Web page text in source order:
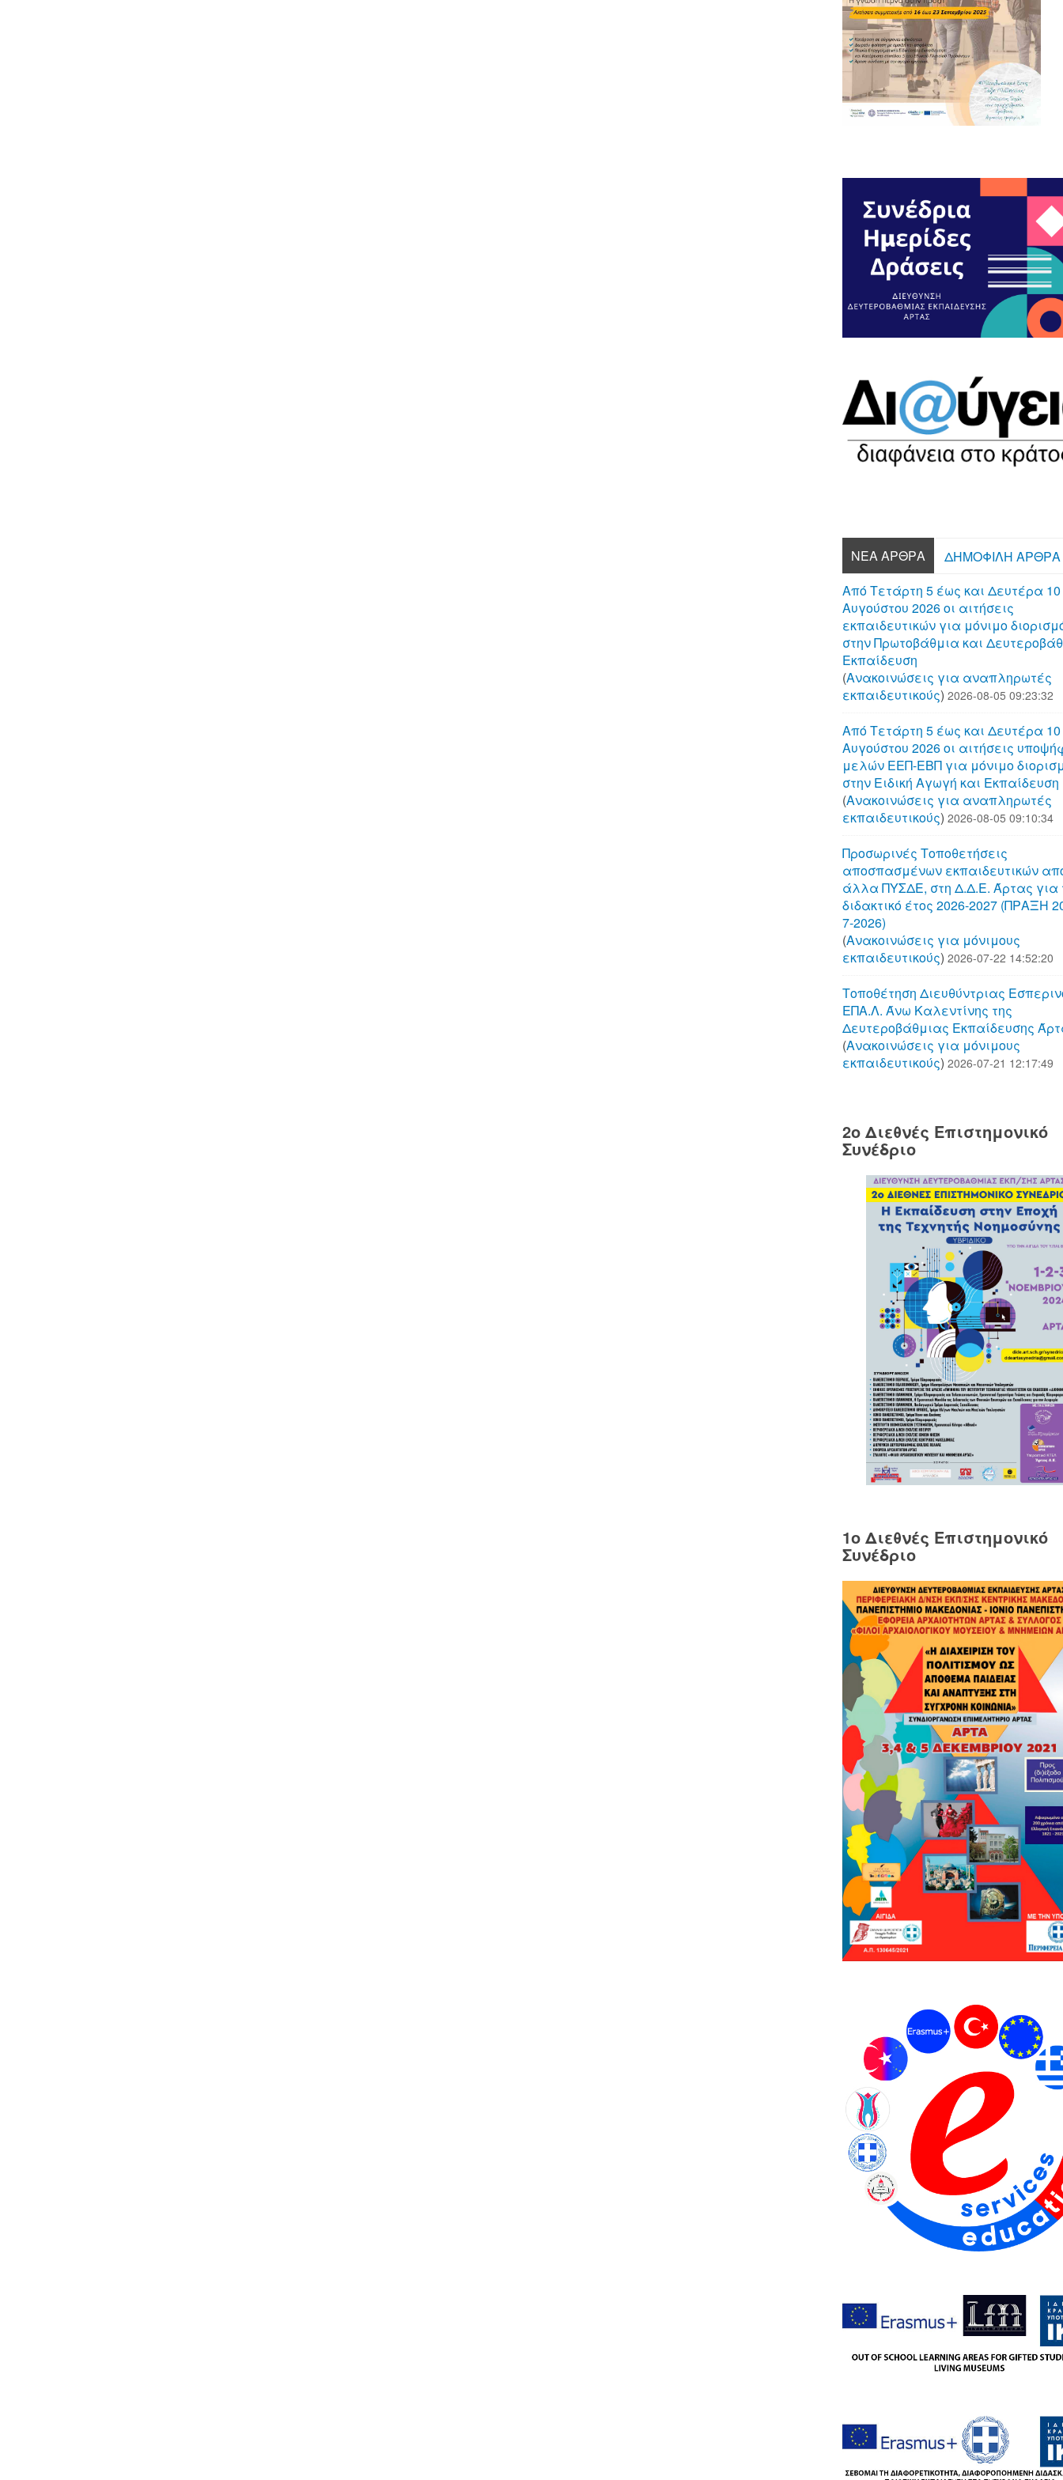
ΝΈΑ ΆΡΘΡΑ
ΔΗΜΟΦΙΛΉ ΆΡΘΡΑ
Από Τετάρτη 5 έως και Δευτέρα 10
Αυγούστου 2026 οι αιτήσεις
εκπαιδευτικών για μόνιμο
στην Πρωτοβάθμια και
Εκπαίδευση
(Aνακοινώσεις για αναπληρωτές
εκπαιδευτικούς) 2026-08-05 09:23:32
Από Τετάρτη 5 έως και Δευτέρα 10
Αυγούστου 2026 οι αιτήσεις
μελών ΕΕΠ-ΕΒΠ για μόνιμο
στην Ειδική Αγωγή και Εκπαίδευση
(Aνακοινώσεις για αναπληρωτές
εκπαιδευτικούς) 2026-08-05 09:10:34
Προσωρινές Τοποθετήσεις
αποσπασμένων εκπαιδευτικών
άλλα ΠΥΣΔΕ, στη Δ.Δ.Ε. Άρτας για
διδακτικό έτος 2026-2027 (ΠΡΑΞΗ
7-2026)
(Aνακοινώσεις για μόνιμους
εκπαιδευτικούς) 2026-07-22 14:52:20
Τοποθέτηση Διευθύντριας
ΕΠΑ.Λ. Άνω Καλεντίνης της
Δευτεροβάθμιας Εκπαίδευσης
(Aνακοινώσεις για μόνιμους
εκπαιδευτικούς) 2026-07-21 12:17:49
2o Διεθνές Επιστημονικό
Συνέδριο
1o Διεθνές Επιστημονικό
Συνέδριο